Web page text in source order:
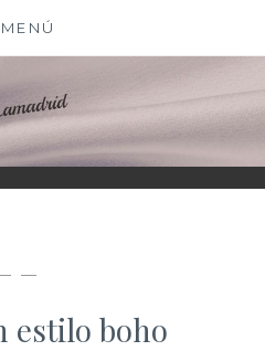
MENÚ
—
estilo boho